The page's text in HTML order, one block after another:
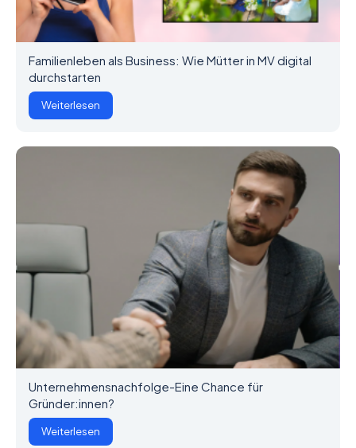
Familienleben als Business: Wie Mütter in MV digital
durchstarten
Weiterlesen
Unternehmensnachfolge-Eine Chance für
Gründer:innen?
Weiterlesen